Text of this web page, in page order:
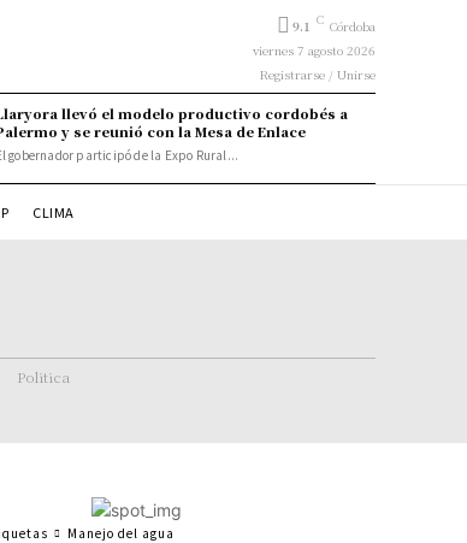
9.1 C Córdoba
viernes 7 agosto 2026
Registrarse / Unirse
llevó el modelo productivo cordobés a
y se reunió con la Mesa de Enlace
gobernador participó de la Expo Rural...
CLIMA
Politica
Manejo del agua